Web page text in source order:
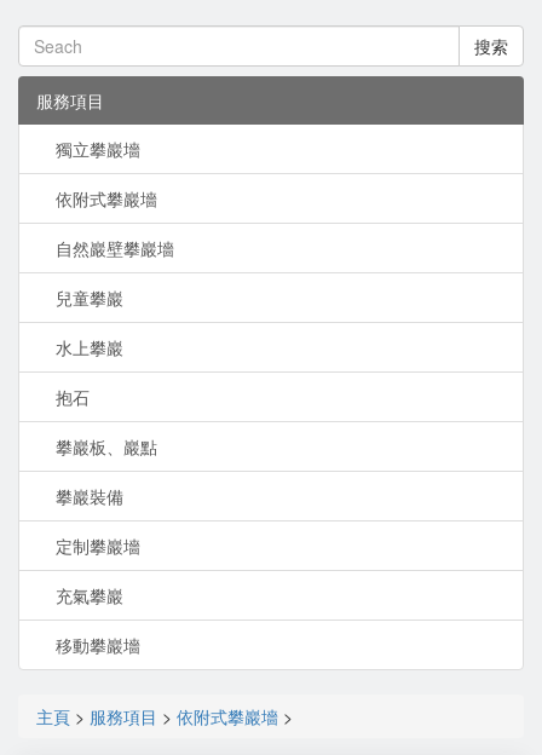
搜索
服務項目
獨立攀巖墻
依附式攀巖墻
自然巖壁攀巖墻
兒童攀巖
水上攀巖
抱石
攀巖板、巖點
攀巖裝備
定制攀巖墻
充氣攀巖
移動攀巖墻
主頁 > 服務項目 > 依附式攀巖墻 >